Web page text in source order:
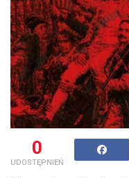
0
UDOSTĘPNIEŃ